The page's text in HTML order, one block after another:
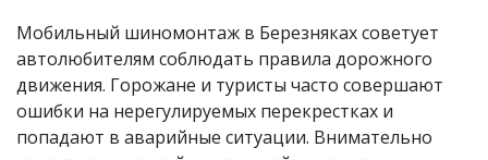
Мобильный шиномонтаж в Березняках советует
автолюбителям соблюдать правила дорожного
движения. Горожане и туристы часто совершают
ошибки на нерегулируемых перекрестках и
попадают в аварийные ситуации. Внимательно